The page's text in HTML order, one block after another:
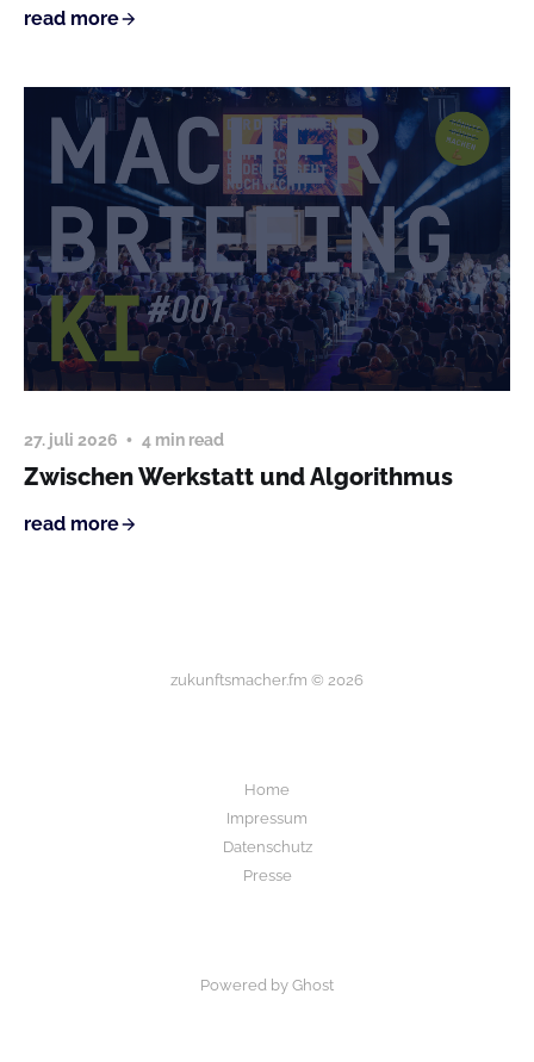
read more
27. juli 2026 4 min read
Zwischen Werkstatt und Algorithmus
read more
zukunftsmacher.fm © 2026
Home
Impressum
Datenschutz
Presse
Powered by Ghost